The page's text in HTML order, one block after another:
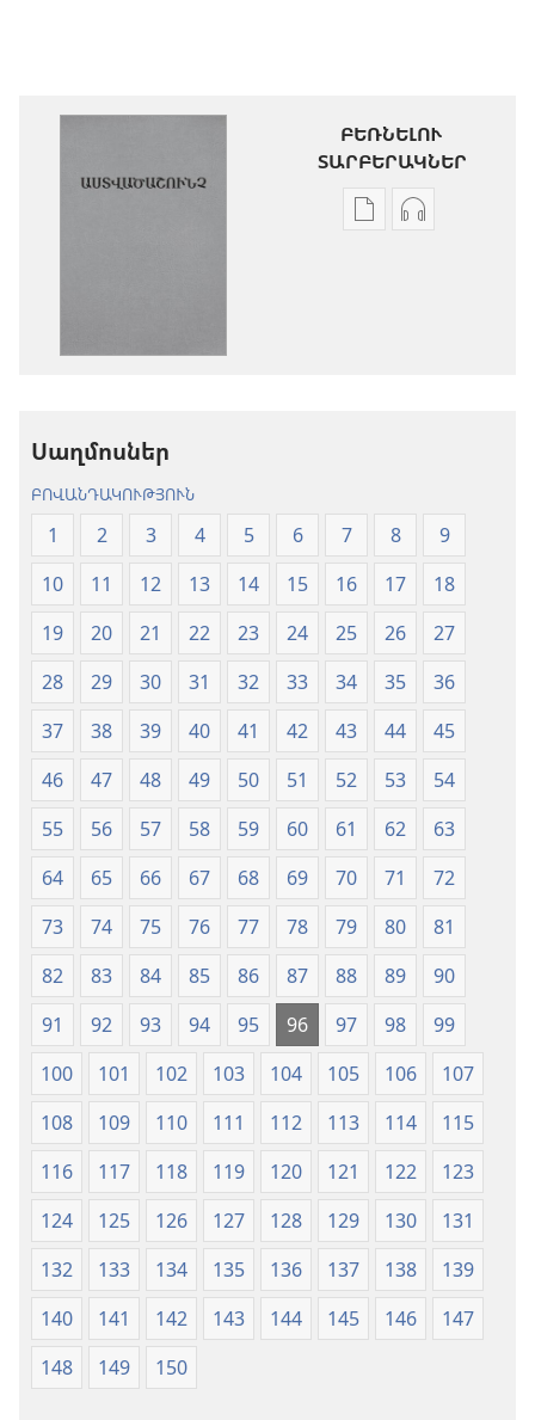
ԲԵՌՆԵԼՈՒ
ՏԱՐԲԵՐԱԿՆԵՐ
Թվային
Սաղմոսներ
ԲՈՎԱՆԴԱԿՈՒԹՅՈՒՆ
1 2 3 4 5 6 7 8
9
10
11 12 13 14 15 16 17
18
19
20 21 22 23 24 25 26
27
28
29 30 31 32 33 34 35
36
37
38 39 40 41 42 43 44
45
46
47 48 49 50 51 52 53
54
55
56 57 58 59 60 61 62
63
64
65 66 67 68 69 70 71
72
73
74 75 76 77 78 79 80
81
82
83 84 85 86 87 88 89
90
91
92 93 94 95 96 97 98
99
100
101 102 103 104 105 106
107
108
109 110 111 112 113 114
115
116
117 118 119 120 121 122
123
124
125 126 127 128 129 130
131
132
133 134 135 136 137 138
139
140
141 142 143 144 145 146
147
148
149 150